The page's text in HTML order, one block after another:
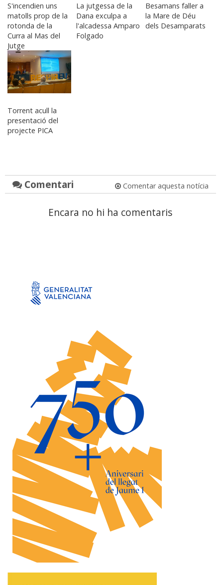
S'incendien uns
matolls prop de la
rotonda de la
Curra al Mas del
Jutge
La jutgessa de la
Dana exculpa a
l'alcadessa Amparo
Folgado
Besamans faller a
la Mare de Déu
dels Desamparats
Torrent acull la
presentació del
projecte PICA
Comentari Comentar aquesta notícia
Encara no hi ha comentaris